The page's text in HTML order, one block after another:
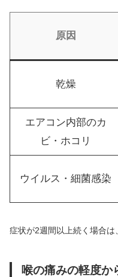
原因
乾燥
エアコン内部のカ
ビ・ホコリ
ウイルス・細菌感染
症状が2週間以上続く場合は
喉の痛みの軽度か